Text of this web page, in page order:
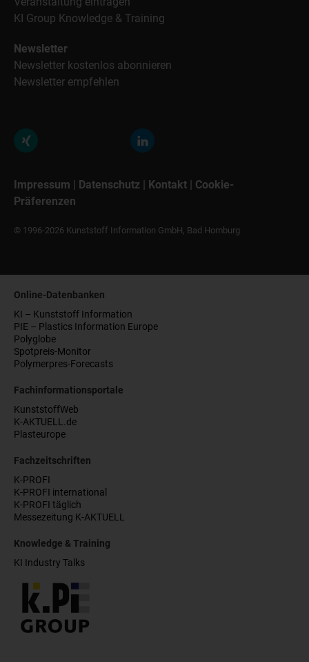
KI Group Knowledge & Training
Newsletter
Newsletter kostenlos abonnieren
Newsletter empfehlen
Impressum | Datenschutz | Kontakt | Cookie-
Präferenzen
© 1996-2026 Kunststoff Information GmbH, Bad Homburg
Online-Datenbanken
KI – Kunststoff Information
PIE – Plastics Information Europe
Polyglobe
Spotpreis-Monitor
Polymerpres-Forecasts
Fachinformationsportale
KunststoffWeb
K-AKTUELL.de
Plasteurope
Fachzeitschriften
K-PROFI
K-PROFI international
K-PROFI täglich
Messezeitung K-AKTUELL
Knowledge & Training
KI Industry Talks